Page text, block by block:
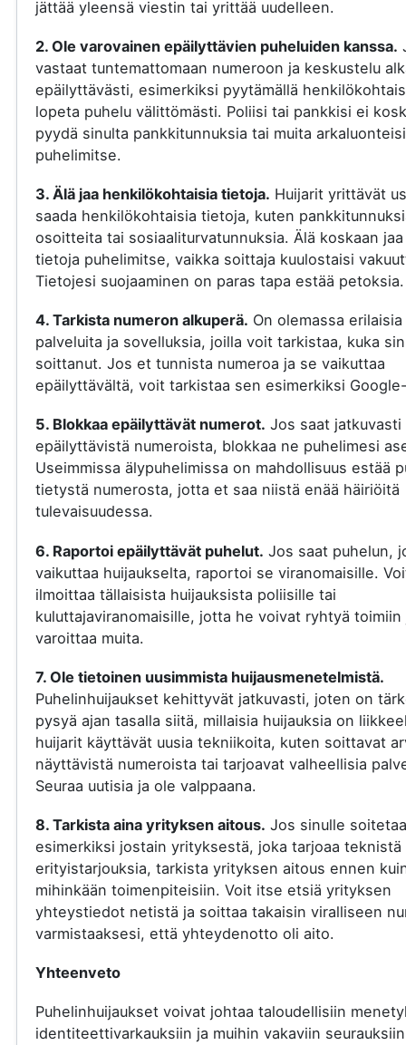
jättää yleensä viestin tai yrittää uudelleen.
2. Ole varovainen epäilyttävien puheluiden kanssa.
vastaat tuntemattomaan numeroon ja keskustelu
epäilyttävästi, esimerkiksi pyytämällä
lopeta puhelu välittömästi. Poliisi tai pankkisi ei
pyydä sinulta pankkitunnuksia tai muita
puhelimitse.
3. Älä jaa henkilökohtaisia tietoja. Huijarit yrittävät
saada henkilökohtaisia tietoja, kuten
osoitteita tai sosiaaliturvatunnuksia. Älä koskaan
tietoja puhelimitse, vaikka soittaja kuulostaisi
Tietojesi suojaaminen on paras tapa estää petoksia.
4. Tarkista numeron alkuperä. On olemassa erilaisia
palveluita ja sovelluksia, joilla voit tarkistaa, kuka
soittanut. Jos et tunnista numeroa ja se vaikuttaa
epäilyttävältä, voit tarkistaa sen esimerkiksi
5. Blokkaa epäilyttävät numerot. Jos saat jatkuvasti
epäilyttävistä numeroista, blokkaa ne puhelimesi
Useimmissa älypuhelimissa on mahdollisuus estää
tietystä numerosta, jotta et saa niistä enää häiriöitä
tulevaisuudessa.
6. Raportoi epäilyttävät puhelut. Jos saat puhelun,
vaikuttaa huijaukselta, raportoi se viranomaisille.
ilmoittaa tällaisista huijauksista poliisille tai
kuluttajaviranomaisille, jotta he voivat ryhtyä toimiin
varoittaa muita.
7. Ole tietoinen uusimmista huijausmenetelmistä.
Puhelinhuijaukset kehittyvät jatkuvasti, joten on
pysyä ajan tasalla siitä, millaisia huijauksia on
huijarit käyttävät uusia tekniikoita, kuten soittavat
näyttävistä numeroista tai tarjoavat valheellisia
Seuraa uutisia ja ole valppaana.
8. Tarkista aina yrityksen aitous. Jos sinulle
esimerkiksi jostain yrityksestä, joka tarjoaa teknistä
erityistarjouksia, tarkista yrityksen aitous ennen
mihinkään toimenpiteisiin. Voit itse etsiä yrityksen
yhteystiedot netistä ja soittaa takaisin viralliseen
varmistaaksesi, että yhteydenotto oli aito.
Yhteenveto
Puhelinhuijaukset voivat johtaa taloudellisiin
identiteettivarkauksiin ja muihin vakaviin